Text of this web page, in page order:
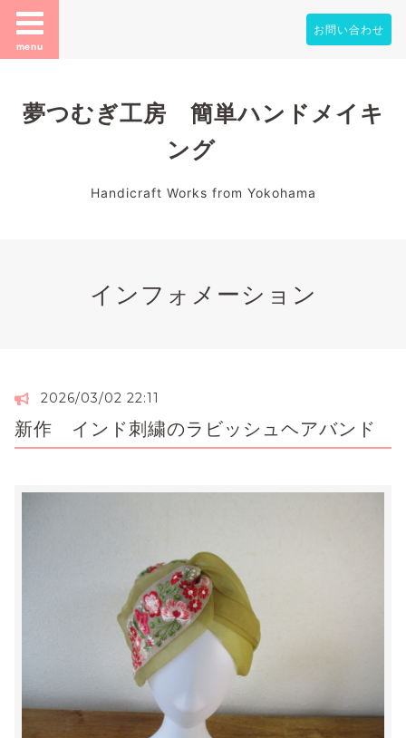
menu
お問い合わせ
夢つむぎ工房 簡単ハンドメイキ
ング
Handicraft Works from Yokohama
インフォメーション
2026/03/02 22:11
新作 インド刺繍のラビッシュヘアバンド